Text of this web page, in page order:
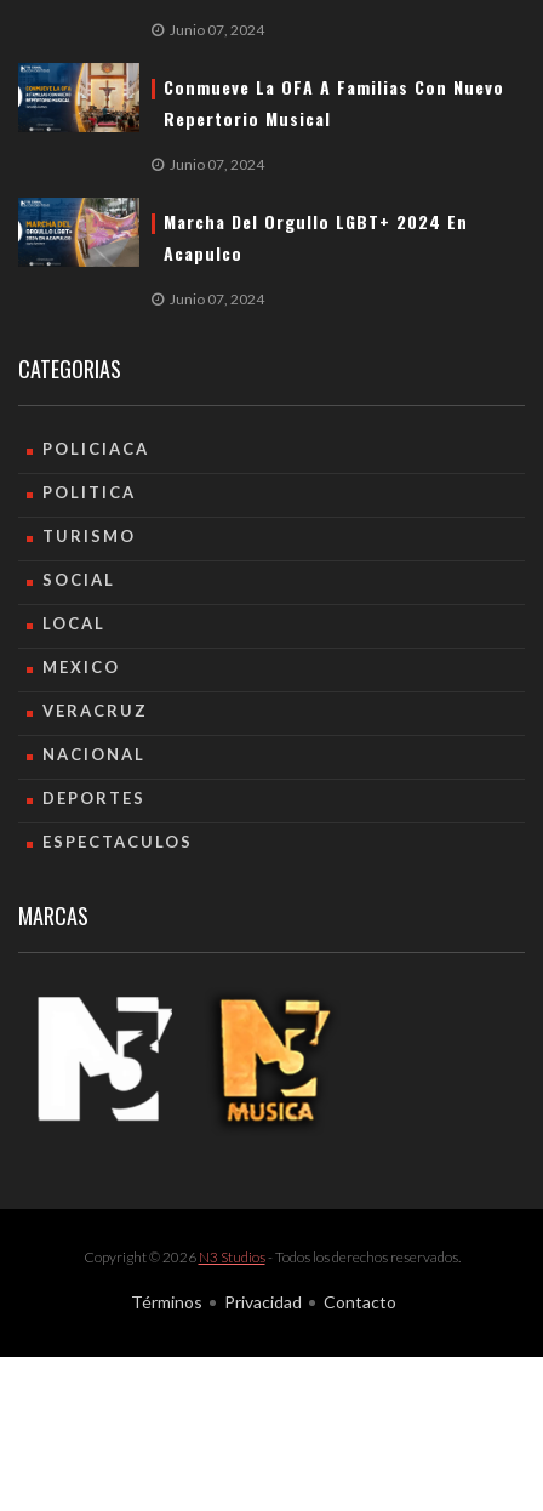
Junio 07, 2024
Conmueve La OFA A Familias Con Nuevo
Repertorio Musical
Junio 07, 2024
Marcha Del Orgullo LGBT+ 2024 En
Acapulco
Junio 07, 2024
CATEGORIAS
POLICIACA
POLITICA
TURISMO
SOCIAL
LOCAL
MEXICO
VERACRUZ
NACIONAL
DEPORTES
ESPECTACULOS
MARCAS
Copyright © 2026 N3 Studios- Todos los derechos reservados.
Términos Privacidad Contacto